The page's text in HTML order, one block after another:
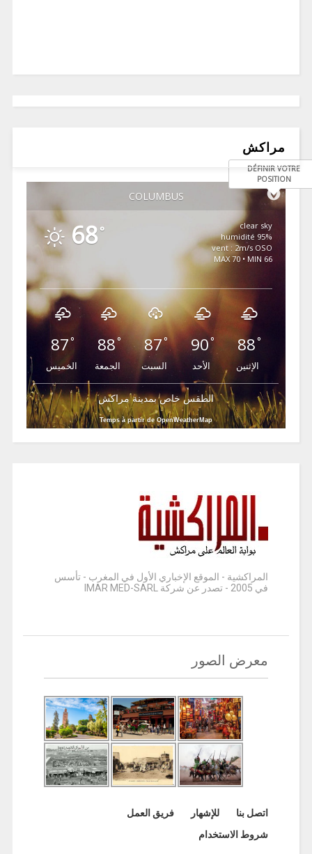
مراكش
COLUMBUS
DÉFINIR VOTRE
POSITION
68 °
clear sky
95% humidité
vent : 2m/s OSO
MAX 70 • MIN 66
87°
الخميس
88°
الجمعة
87°
السبت
90°
الأحد
88°
الإثنين
الطقس خاص بمدينة مراكش
Temps à partir de OpenWeatherMap
المراكشية - الموقع الإخباري الأول في المغرب - تأسس
في 2005 - تصدر عن شركة IMAR MED-SARL
معرض الصور
اتصل بنا للإشهار
فريق العمل
شروط الاستخدام